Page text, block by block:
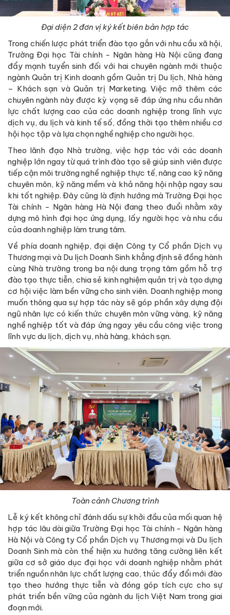
Đại diện 2 đơn vị ký kết biên bản hợp tác
Trong chiến lược phát triển đào tạo gắn với nhu cầu xã hội,
Trường Đại học Tài chính - Ngân hàng Hà Nội cũng đang
đẩy mạnh tuyển sinh đối với hai chuyên ngành mới thuộc
ngành Quản trị Kinh doanh gồm Quản trị Du lịch, Nhà hàng
– Khách sạn và Quản trị Marketing. Việc mở thêm các
chuyên ngành này được kỳ vọng sẽ đáp ứng nhu cầu nhân
lực chất lượng cao của các doanh nghiệp trong lĩnh vực
dịch vụ, du lịch và kinh tế số, đồng thời tạo thêm nhiều cơ
hội học tập và lựa chọn nghề nghiệp cho người học.
Theo lãnh đạo Nhà trường, việc hợp tác với các doanh
nghiệp lớn ngay từ quá trình đào tạo sẽ giúp sinh viên được
tiếp cận môi trường nghề nghiệp thực tế, nâng cao kỹ năng
chuyên môn, kỹ năng mềm và khả năng hội nhập ngay sau
khi tốt nghiệp. Đây cũng là định hướng mà Trường Đại học
Tài chính - Ngân hàng Hà Nội đang theo đuổi nhằm xây
dựng mô hình đại học ứng dụng, lấy người học và nhu cầu
của doanh nghiệp làm trung tâm.
Về phía doanh nghiệp, đại diện Công ty Cổ phần Dịch vụ
Thương mại và Du lịch Doanh Sinh khẳng định sẽ đồng hành
cùng Nhà trường trong ba nội dung trọng tâm gồm hỗ trợ
đào tạo thực tiễn, chia sẻ kinh nghiệm quản trị và tạo dựng
cơ hội việc làm bền vững cho sinh viên. Doanh nghiệp mong
muốn thông qua sự hợp tác này sẽ góp phần xây dựng đội
ngũ nhân lực có kiến thức chuyên môn vững vàng, kỹ năng
nghề nghiệp tốt và đáp ứng ngay yêu cầu công việc trong
lĩnh vực du lịch, dịch vụ, nhà hàng, khách sạn.
Toàn cảnh Chương trình
Lễ ký kết không chỉ đánh dấu sự khởi đầu của mối quan hệ
hợp tác lâu dài giữa Trường Đại học Tài chính - Ngân hàng
Hà Nội và Công ty Cổ phần Dịch vụ Thương mại và Du lịch
Doanh Sinh mà còn thể hiện xu hướng tăng cường liên kết
giữa cơ sở giáo dục đại học với doanh nghiệp nhằm phát
triển nguồn nhân lực chất lượng cao, thúc đẩy đổi mới đào
tạo theo hướng thực tiễn và đóng góp tích cực cho sự
phát triển bền vững của ngành du lịch Việt Nam trong giai
đoạn mới.